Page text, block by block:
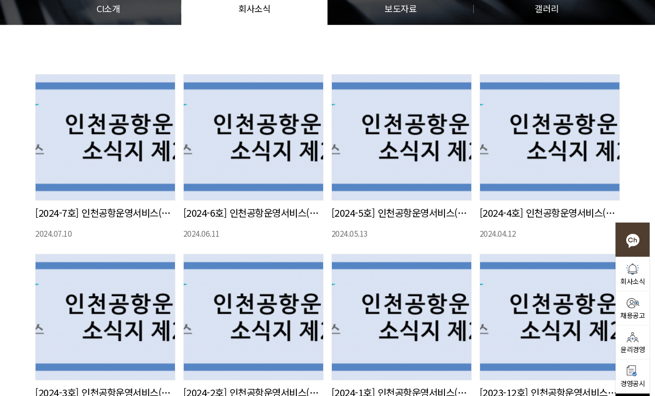
CI소개 회사소식 보도자료 갤러리
[2024-7호] 인천공항운영서비스(주) 사내 소식지 발간
2024.07.10
[2024-6호] 인천공항운영서비스(주) 사내 소식지 발간
2024.06.11
[2024-5호] 인천공항운영서비스(주) 사내 소식지 발간
2024.05.13
[2024-4호] 인천공항운영서비스(주) 사내 소식지 발간
2024.04.12
[2024-3호] 인천공항운영서비스(주) 사내 소식지 발간 [2024-2호] 인천공항운영서비스(주) 사내 소식지 발간 [2024-1호] 인천공항운영서비스(주) 사내 소식지 발간 [2023-12호] 인천공항운영서비스(주) 사내 소식지 발간
회사소식
채용공고
윤리경영
경영공시